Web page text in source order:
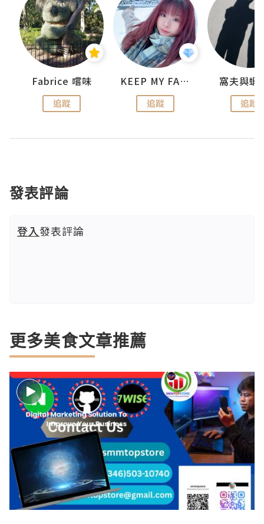
Fabrice 嚐味
追蹤
KEEP MY FAITH
追蹤
窩夫與蝦
追蹤
發表評論
登入發表評論
更多美食文章推薦